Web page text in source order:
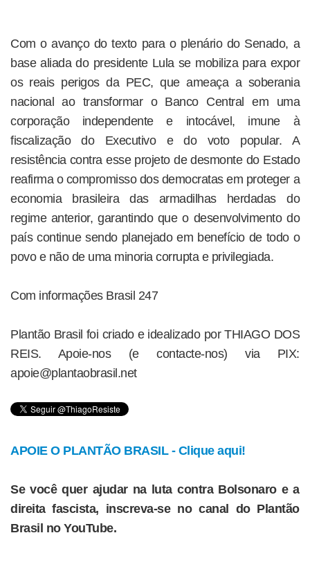
Com o avanço do texto para o plenário do Senado, a
base aliada do presidente Lula se mobiliza para expor
os reais perigos da PEC, que ameaça a soberania
nacional ao transformar o Banco Central em uma
corporação independente e intocável, imune à
fiscalização do Executivo e do voto popular. A
resistência contra esse projeto de desmonte do Estado
reafirma o compromisso dos democratas em proteger a
economia brasileira das armadilhas herdadas do
regime anterior, garantindo que o desenvolvimento do
país continue sendo planejado em benefício de todo o
povo e não de uma minoria corrupta e privilegiada.
Com informações Brasil 247
Plantão Brasil foi criado e idealizado por THIAGO DOS
REIS. Apoie-nos (e contacte-nos) via PIX:
apoie@plantaobrasil.net
APOIE O PLANTÃO BRASIL - Clique aqui!
Se você quer ajudar na luta contra Bolsonaro e a
direita fascista, inscreva-se no canal do Plantão
Brasil no YouTube.